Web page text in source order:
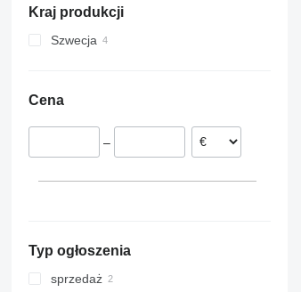
Kraj produkcji
Szwecja
Cena
–
Typ ogłoszenia
sprzedaż